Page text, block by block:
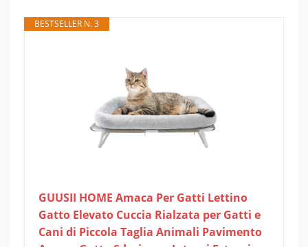
BESTSELLER N. 3
GUUSII HOME Amaca Per Gatti Lettino
Gatto Elevato Cuccia Rialzata per Gatti e
Cani di Piccola Taglia Animali Pavimento